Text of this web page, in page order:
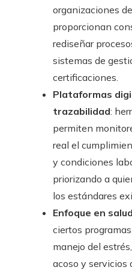
organizaciones
proporcionan
rediseñar
sistemas de
certificaciones.
Plataformas
trazabilidad:
permiten
real el
y condiciones
priorizando a
los estándares
Enfoque en
ciertos
manejo del
acoso y servicios